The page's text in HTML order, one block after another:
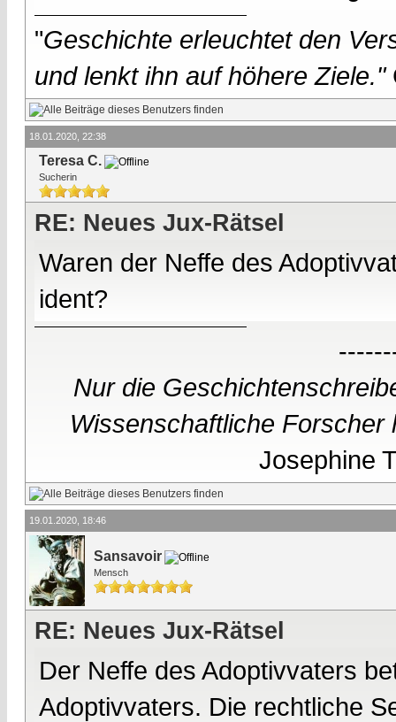
"Geschichte erleuchtet den
und lenkt ihn auf höhere Ziele."
18.01.2020, 22:38
Teresa C.
Sucherin
RE: Neues Jux-Rätsel
Waren der Neffe des
ident?
Nur die
Wissenschaftliche
Josephine
19.01.2020, 18:46
Sansavoir
Mensch
RE: Neues Jux-Rätsel
Der Neffe des Adoptivvaters
Adoptivvaters. Die rechtliche